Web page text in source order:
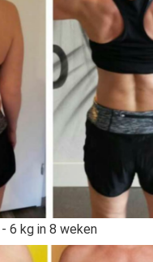
- 6 kg in 8 weken